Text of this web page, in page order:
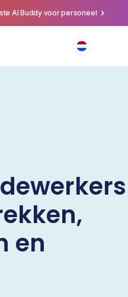
AI Buddy voor personeel
en